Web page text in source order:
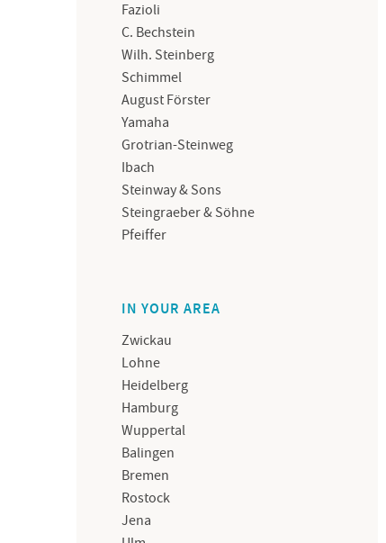
Fazioli
C. Bechstein
Wilh. Steinberg
Schimmel
August Förster
Yamaha
Grotrian-Steinweg
Ibach
Steinway & Sons
Steingraeber & Söhne
Pfeiffer
IN YOUR AREA
Zwickau
Lohne
Heidelberg
Hamburg
Wuppertal
Balingen
Bremen
Rostock
Jena